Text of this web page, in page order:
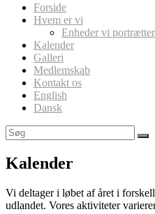
Forside
Hvem er vi
Enheder vi
Kalender
Galleri
Medlemskab
Kontakt os
English
Dansk
Kalender
Vi deltager i løbet af året i
udlandet. Vores aktiviteter